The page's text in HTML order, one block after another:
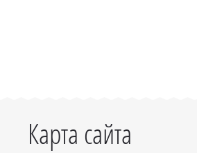
Карта сайта